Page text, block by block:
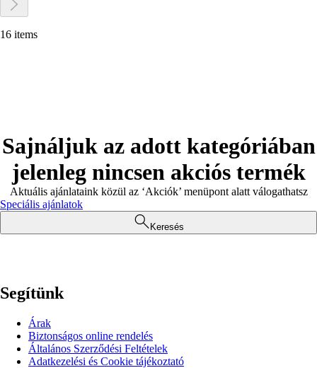
16 items
Sajnáljuk az adott kategóriában
jelenleg nincsen akciós termék
Aktuális ajánlataink közül az ‘Akciók’ menüpont alatt válogathatsz
Speciális ajánlatok
Keresés
Segítünk
Árak
Biztonságos online rendelés
Általános Szerződési Feltételek
Adatkezelési és Cookie tájékoztató